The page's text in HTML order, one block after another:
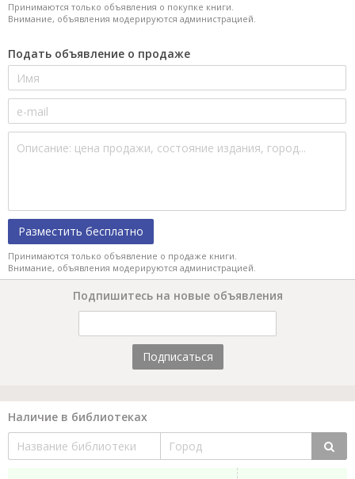
Принимаются только объявления о покупке книги.
Внимание, объявления модерируются администрацией.
Подать объявление о продаже
Разместить бесплатно
Принимаются только объявление о продаже книги.
Внимание, объявления модерируются администрацией.
Подпишитесь на новые объявления
Подписаться
Наличие в библиотеках